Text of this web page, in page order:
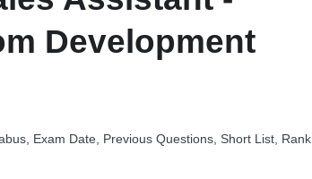
Development
Date, Previous Questions, Short List, Rank